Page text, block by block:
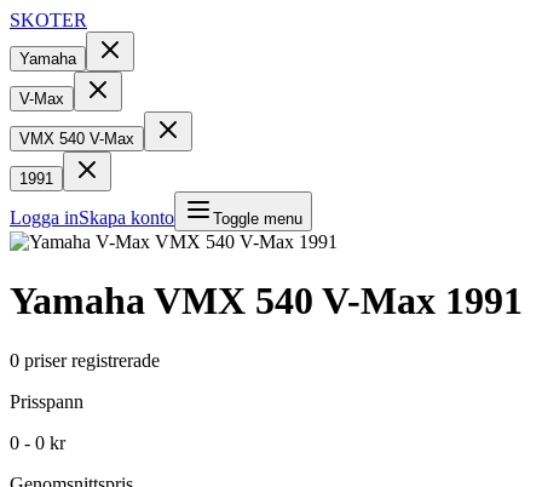
SKOTER
Yamaha
V-Max
VMX 540 V-Max
1991
Logga inSkapa konto Toggle menu
YamahaVMX 540 V-Max 1991
0 priser registrerade
Prisspann
0 - 0 kr